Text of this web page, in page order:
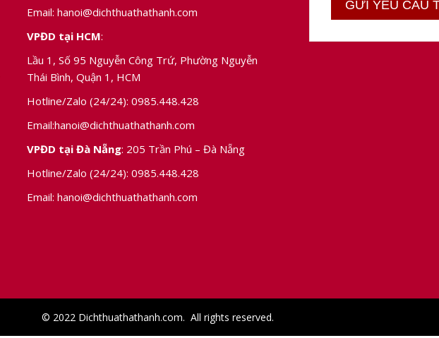
Email: hanoi@dichthuathathanh.com
VPĐD tại HCM:
Lầu 1, Số 95 Nguyễn Công Trứ, Phường Nguyễn
Thái Bình, Quận 1, HCM
Hotline/Zalo (24/24): 0985.448.428
Email:hanoi@dichthuathathanh.com
VPĐD tại Đà Nẵng: 205 Trần Phú – Đà Nẵng
Hotline/Zalo (24/24): 0985.448.428
Email: hanoi@dichthuathathanh.com
© 2022 Dichthuathathanh.com. All rights reserved.